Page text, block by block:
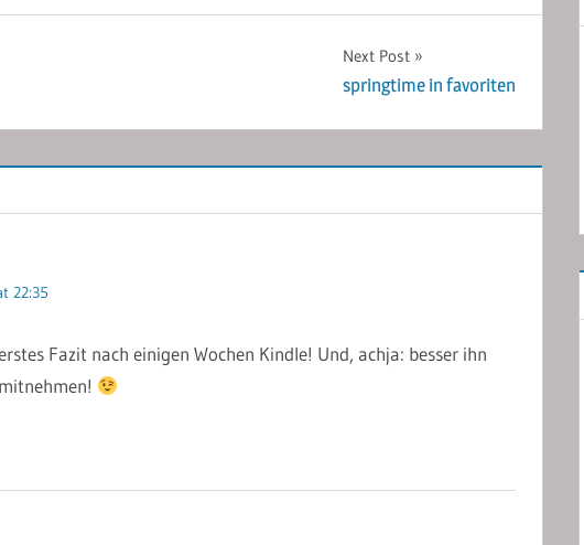
Next Post
springtime in favoriten
22:35
Fazit nach einigen Wochen Kindle! Und, achja: besser ihn